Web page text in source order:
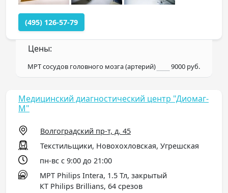
(495) 126-57-79
Цены:
МРТ сосудов головного мозга (артерий) 9000 руб.
Медицинский диагностический центр "Диомаг-
М"
Волгоградский пр-т, д. 45
Текстильщики, Новохохловская, Угрешская
пн-вс с 9:00 до 21:00
МРТ Philips Intera, 1.5 Тл, закрытый
КТ Philips Brillians, 64 срезов